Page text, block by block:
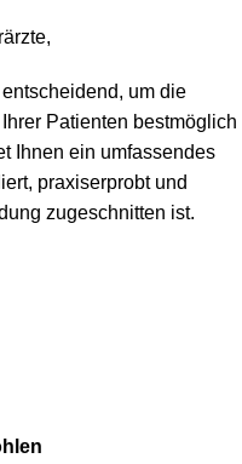
um die
Patienten bestmöglich
Ihnen ein umfassendes
praxiserprobt und
zugeschnitten ist.